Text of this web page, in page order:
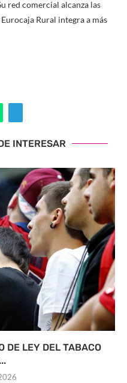
red comercial alcanza las
Rural integra a más
INTERESAR
DE LEY DEL TABACO